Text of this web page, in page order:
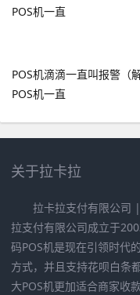
POS机滴滴一直叫报警（
POS机一直
关于拉卡拉
拉卡拉支付有限公司
拉支付有限公司成立于
码POS机是现在引领时代
方式，并且支持花呗白条
大POS机更加适合商家收